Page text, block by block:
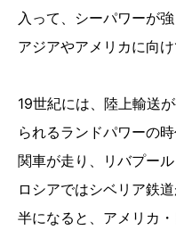
入って、シーパワーが
アジアやアメリカに向け
19世紀には、陸上輸送
られるランドパワーの
関車が走り、リバプー
ロシアではシベリア鉄
半になると、アメリカ